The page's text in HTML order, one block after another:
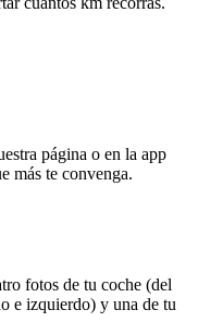
página o en la app
más te convenga.
fotos de tu coche (del
e izquierdo) y una de tu